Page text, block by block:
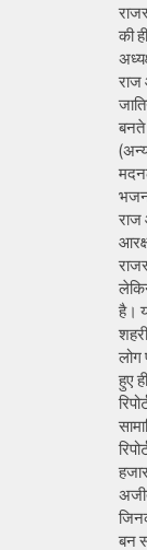
की
राज
बनते
राज
है।
लोग
हुए
बन